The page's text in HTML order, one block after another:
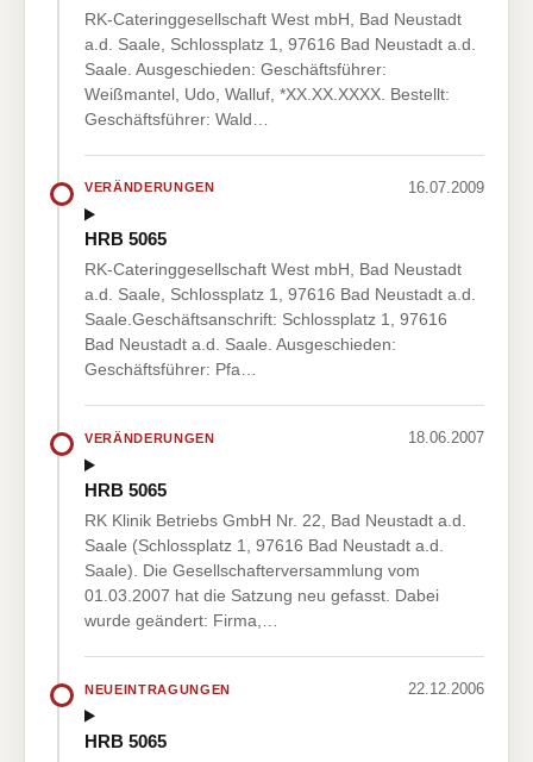
RK-Cateringgesellschaft West mbH, Bad Neustadt
a.d. Saale, Schlossplatz 1, 97616 Bad Neustadt a.d.
Saale. Ausgeschieden: Geschäftsführer:
Weißmantel, Udo, Walluf, *XX.XX.XXXX. Bestellt:
Geschäftsführer: Wald…
VERÄNDERUNGEN 16.07.2009
HRB 5065
RK-Cateringgesellschaft West mbH, Bad Neustadt
a.d. Saale, Schlossplatz 1, 97616 Bad Neustadt a.d.
Saale.Geschäftsanschrift: Schlossplatz 1, 97616
Bad Neustadt a.d. Saale. Ausgeschieden:
Geschäftsführer: Pfa…
VERÄNDERUNGEN 18.06.2007
HRB 5065
RK Klinik Betriebs GmbH Nr. 22, Bad Neustadt a.d.
Saale (Schlossplatz 1, 97616 Bad Neustadt a.d.
Saale). Die Gesellschafterversammlung vom
01.03.2007 hat die Satzung neu gefasst. Dabei
wurde geändert: Firma,…
NEUEINTRAGUNGEN 22.12.2006
HRB 5065